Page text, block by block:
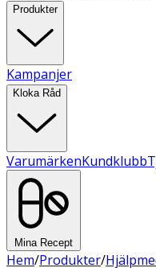
Produkter
Kampanjer
Kloka Råd
VarumärkenKundklubb
Mina Recept
Hem/Produkter/